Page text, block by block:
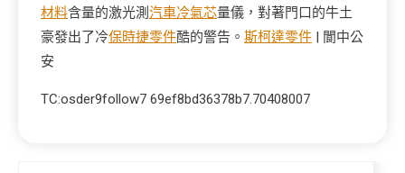
材料含量的激光測汽車冷氣芯量儀，對著門口的牛土
豪發出了冷保時捷零件酷的警告。 斯柯達零件 | 閬中公
安
TC:osder9follow7 69ef8bd36378b7.70408007